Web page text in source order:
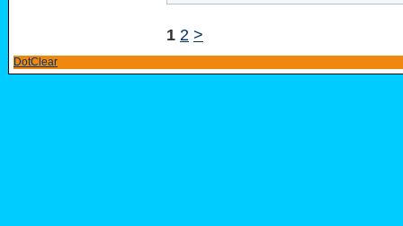
1 2 >
DotClear